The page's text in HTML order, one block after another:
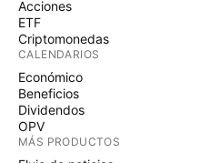
Acciones
ETF
Criptomonedas
CALENDARIOS
Económico
Beneficios
Dividendos
OPV
MÁS PRODUCTOS